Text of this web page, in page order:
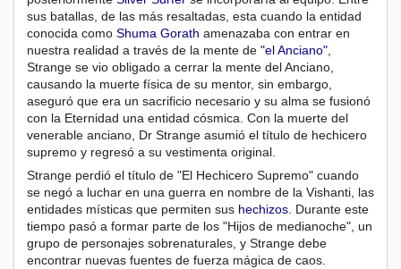
sus batallas, de las más resaltadas, esta cuando la entidad
conocida como Shuma Gorath amenazaba con entrar en
nuestra realidad a través de la mente de "el Anciano",
Strange se vio obligado a cerrar la mente del Anciano,
causando la muerte física de su mentor, sin embargo,
aseguró que era un sacrificio necesario y su alma se fusionó
con la Eternidad una entidad cósmica. Con la muerte del
venerable anciano, Dr Strange asumió el título de hechicero
supremo y regresó a su vestimenta original.
Strange perdió el título de "El Hechicero Supremo" cuando
se negó a luchar en una guerra en nombre de la Vishanti, las
entidades místicas que permiten sus hechizos. Durante este
tiempo pasó a formar parte de los "Hijos de medianoche", un
grupo de personajes sobrenaturales, y Strange debe
encontrar nuevas fuentes de fuerza mágica de caos.